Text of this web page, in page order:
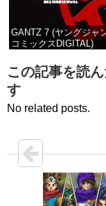
GANTZ 7 (ヤングジャ
コミックスDIGITAL)
価格
この記事を読
す
No related posts.